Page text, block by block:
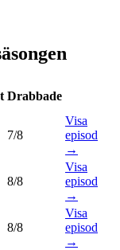
Drabbade
7/8
Visa
episod
→
8/8
Visa
episod
→
8/8
Visa
episod
→